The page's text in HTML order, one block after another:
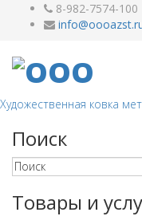
8-982-7574-100
Художественная ковка
Поиск
Товары и